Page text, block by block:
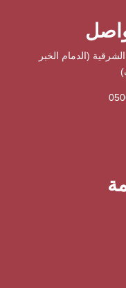
(الدمام الخبر